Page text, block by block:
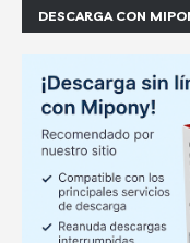
DESCARGA CON